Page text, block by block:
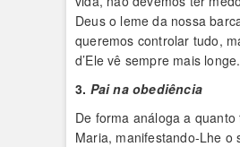
Deus o leme da nossa
queremos controlar tudo,
d’Ele vê sempre mais longe.
3. Pai na obediência
De forma análoga a quanto
Maria, manifestando-Lhe o